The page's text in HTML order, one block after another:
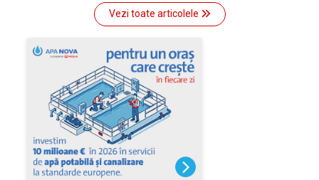
Vezi toate articolele